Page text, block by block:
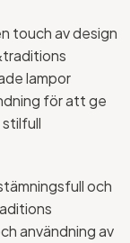
touch av design
lampor
för att ge
och
användning av